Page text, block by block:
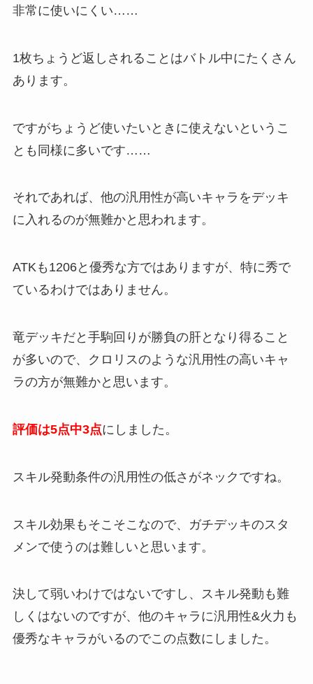
非常に使いにくい……
1枚ちょうど返しされることはバトル中にたくさん
あります。
ですがちょうど使いたいときに使えないというこ
とも同様に多いです……
それであれば、他の汎用性が高いキャラをデッキ
に入れるのが無難かと思われます。
ATKも1206と優秀な方ではありますが、特に秀で
ているわけではありません。
竜デッキだと手駒回りが勝負の肝となり得ること
が多いので、クロリスのような汎用性の高いキャ
ラの方が無難かと思います。
評価は5点中3点にしました。
スキル発動条件の汎用性の低さがネックですね。
スキル効果もそこそこなので、ガチデッキのスタ
メンで使うのは難しいと思います。
決して弱いわけではないですし、スキル発動も難
しくはないのですが、他のキャラに汎用性&火力も
優秀なキャラがいるのでこの点数にしました。